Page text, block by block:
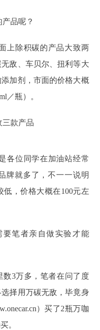
品呢？
上除积碳的产品大致两
敌、车贝尔、扭利等大
加剂，市面的价格大概
／瓶）。
三款产品
各位同学在加油站经常
牌就多了，不一一说明
，价格大概在100元左
笔者亲自做实验才能
数3万多，笔者在问了度
择用万碳无敌，毕竟身
）买了2瓶万咖
。